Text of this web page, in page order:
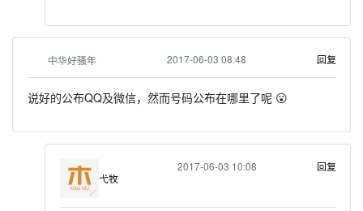
中华好骚年 2017-06-03 08:48 回复
说好的公布QQ及微信，然而号码公布在哪里了呢 😮
弋牧
2017-06-03 10:08 回复